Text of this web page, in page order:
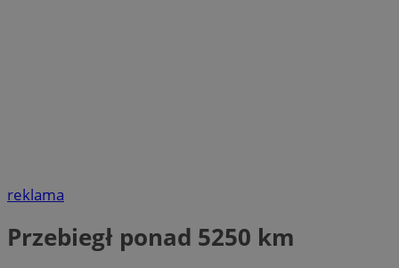
reklama
Przebiegł ponad 5250 km